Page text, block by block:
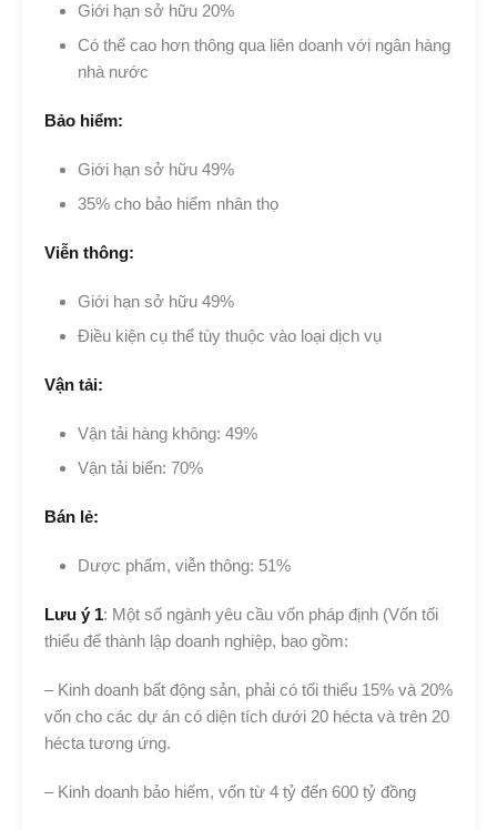
Giới hạn sở hữu 20%
Có thể cao hơn thông qua liên doanh với ngân hàng
nhà nước
Bảo hiểm:
Giới hạn sở hữu 49%
35% cho bảo hiểm nhân thọ
Viễn thông:
Giới hạn sở hữu 49%
Điều kiện cụ thể tùy thuộc vào loại dịch vụ
Vận tải:
Vận tải hàng không: 49%
Vận tải biển: 70%
Bán lẻ:
Dược phẩm, viễn thông: 51%
Lưu ý 1: Một số ngành yêu cầu vốn pháp định (Vốn tối
thiểu để thành lập doanh nghiệp, bao gồm:
– Kinh doanh bất động sản, phải có tối thiểu 15% và 20%
vốn cho các dự án có diện tích dưới 20 hécta và trên 20
hécta tương ứng.
– Kinh doanh bảo hiểm, vốn từ 4 tỷ đến 600 tỷ đồng